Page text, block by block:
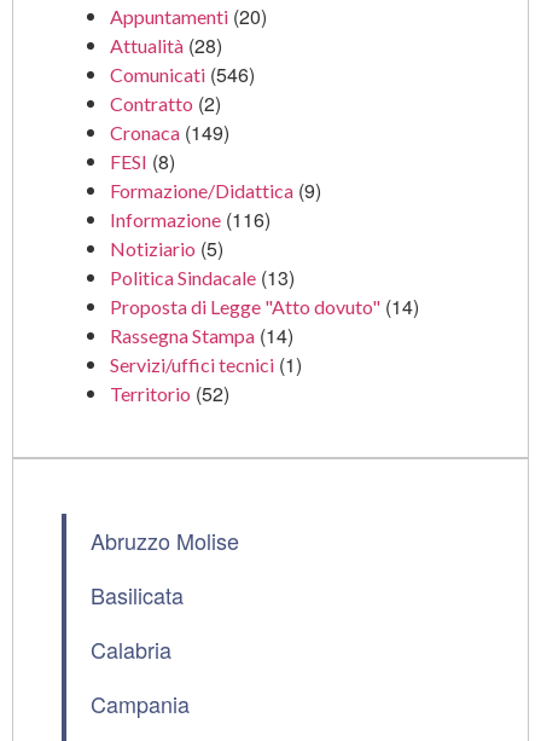
Appuntamenti (20)
Attualità (28)
Comunicati (546)
Contratto (2)
Cronaca (149)
FESI (8)
Formazione/Didattica (9)
Informazione (116)
Notiziario (5)
Politica Sindacale (13)
Proposta di Legge "Atto dovuto" (14)
Rassegna Stampa (14)
Servizi/uffici tecnici (1)
Territorio (52)
Abruzzo Molise
Basilicata
Calabria
Campania